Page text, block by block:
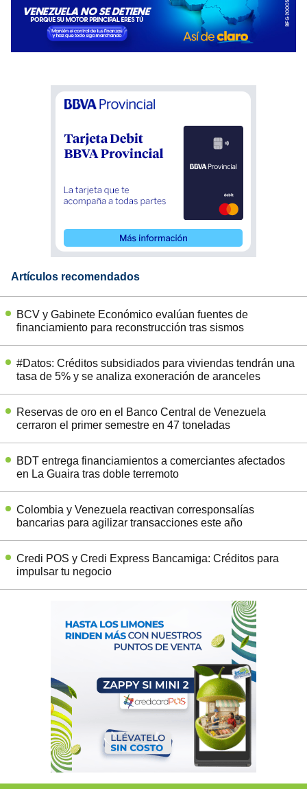
Artículos recomendados
BCV y Gabinete Económico evalúan fuentes de
financiamiento para reconstrucción tras sismos
#Datos: Créditos subsidiados para viviendas tendrán una
tasa de 5% y se analiza exoneración de aranceles
Reservas de oro en el Banco Central de Venezuela
cerraron el primer semestre en 47 toneladas
BDT entrega financiamientos a comerciantes afectados
en La Guaira tras doble terremoto
Colombia y Venezuela reactivan corresponsalías
bancarias para agilizar transacciones este año
Credi POS y Credi Express Bancamiga: Créditos para
impulsar tu negocio